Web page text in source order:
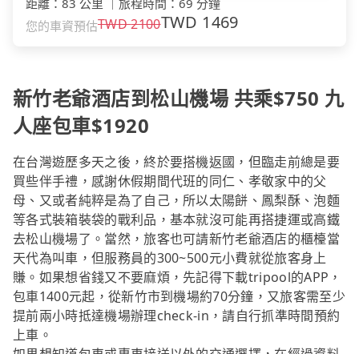
距離 ： 83 公里 旅程時間 ： 69 分鐘
您的車資預估TWD2100TWD 1469
新竹老爺酒店到松山機場 共乘$750 九
人座包車$1920
在台灣遊歷多天之後，終於要搭機返國，但臨走前總是要
買些伴手禮，感謝休假期間代班的同仁、孝敬家中的父
母、又或者純粹是為了自己，所以太陽餅、鳳梨酥、泡麵
等各式裝箱裝袋的戰利品，基本就沒可能再搭捷運或高鐵
去松山機場了。當然，旅客也可請新竹老爺酒店的櫃檯當
天代為叫車，但服務員的300~500元小費就從旅客身上
賺。如果想省錢又不要麻煩，先記得下載tripool的APP，
包車1400元起，從新竹市到機場約70分鐘，又旅客需至少
提前兩小時抵達機場辦理check-in，請自行抓準時間預約
上車。